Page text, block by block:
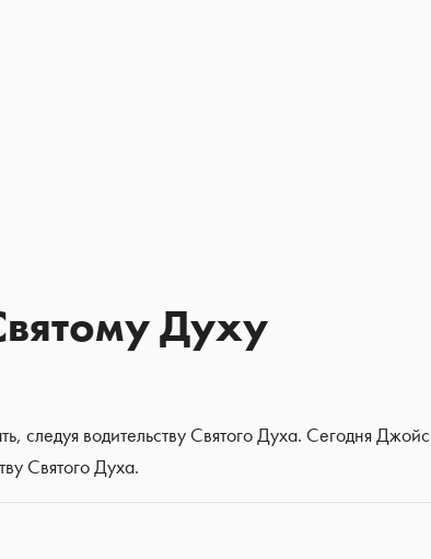
Духу
следуя водительству Святого Духа. Сегодня Джойс
Святого Духа.